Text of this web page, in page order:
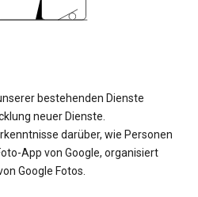
bestehenden Dienste
neuer Dienste.
darüber, wie Personen
App von Google, organisiert
Google Fotos.